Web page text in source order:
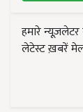
हमारे
लेटेस्ट ख़बरें